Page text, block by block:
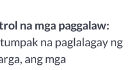
na mga paggalaw:
na paglalagay ng
ang mga